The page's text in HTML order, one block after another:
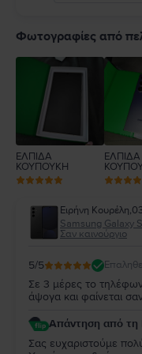
Φωτογραφίες από
ΕΛΠΙΔΑ
ΚΟΥΠΟΥΚΗ
ΕΛΠΙΔΑ
Ειρήνη Κουρέλη,
Samsung Galaxy
Σαν καινούργιο
5/5
Σε 3 μέρες το
άψογα και φαίνεται
Απάντηση από τη
Σας ευχαριστούμε